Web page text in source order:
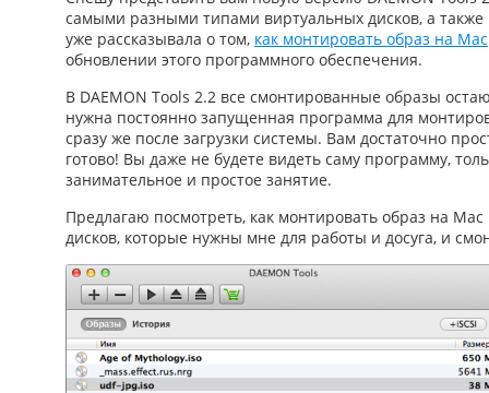
самыми разными типами виртуальных дисков, а
уже рассказывала о том, как монтировать образ на Mac
обновлении этого программного обеспечения.
В DAEMON Tools 2.2 все смонтированные образы
нужна постоянно запущенная программа для
сразу же после загрузки системы. Вам достаточно
готово! Вы даже не будете видеть саму программу,
занимательное и простое занятие.
Предлагаю посмотреть, как монтировать образ на Mac
дисков, которые нужны мне для работы и досуга, и